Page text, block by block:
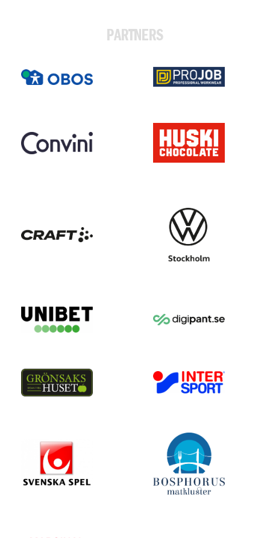
PARTNERS